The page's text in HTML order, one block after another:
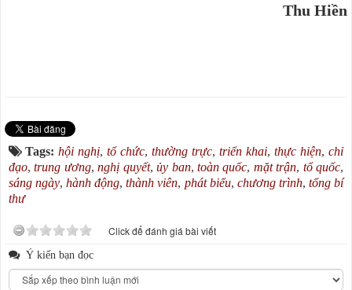
Thu Hiền
Tags: hội nghị, tổ chức, thường trực, triển khai, thực hiện, chỉ
đạo,trung ương,nghị quyết,ủy ban, toàn quốc, mặt trận, tổ quốc,
sáng ngày,hành động,thành viên, phát biểu, chương trình, tổng bí
thư
Click để đánh giá bài viết
Ý kiến bạn đọc